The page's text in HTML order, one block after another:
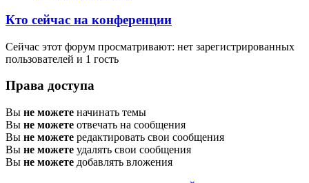
Кто сейчас на конференции
Сейчас этот форум просматривают: нет зарегистрированных
пользователей и 1 гость
Права доступа
Вы не можете начинать темы
Вы не можете отвечать на сообщения
Вы не можете редактировать свои сообщения
Вы не можете удалять свои сообщения
Вы не можете добавлять вложения